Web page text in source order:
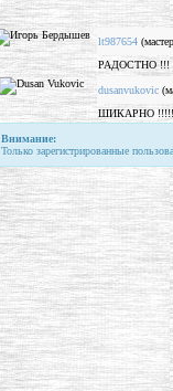
lt987654
РАДОСТНО !!!
dusanvukovic
ШИКАРНО
Внимание:
Только зарегистрированные